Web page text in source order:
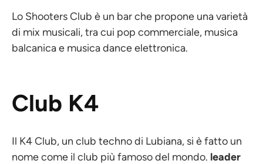
Lo Shooters Club è un bar che propone una varietà
di mix musicali, tra cui pop commerciale, musica
balcanica e musica dance elettronica.
Club K4
Il K4 Club, un club techno di Lubiana, si è fatto un
nome come il club più famoso del mondo. leader